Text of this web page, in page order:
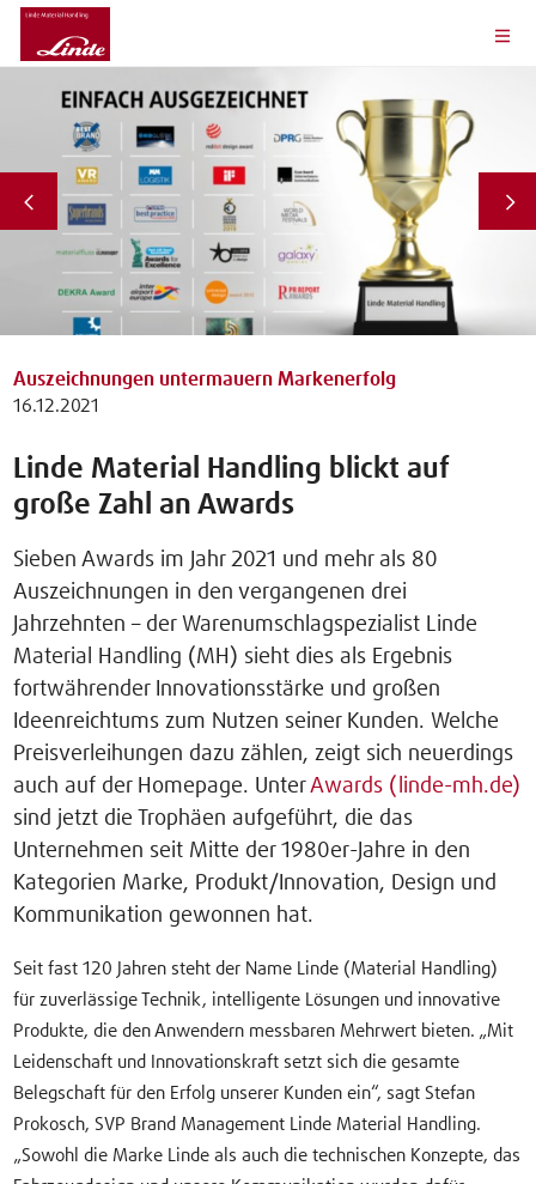
Auszeichnungen untermauern Markenerfolg
16.12.2021
Linde Material Handling blickt auf
große Zahl an Awards
Sieben Awards im Jahr 2021 und mehr als 80
Auszeichnungen in den vergangenen drei
Jahrzehnten – der Warenumschlagspezialist Linde
Material Handling (MH) sieht dies als Ergebnis
fortwährender Innovationsstärke und großen
Ideenreichtums zum Nutzen seiner Kunden. Welche
Preisverleihungen dazu zählen, zeigt sich neuerdings
auch auf der Homepage. UnterAwards (linde-mh.de)
sind jetzt die Trophäen aufgeführt, die das
Unternehmen seit Mitte der 1980er-Jahre in den
Kategorien Marke, Produkt/Innovation, Design und
Kommunikation gewonnen hat.
Seit fast 120 Jahren steht der Name Linde (Material Handling)
für zuverlässige Technik, intelligente Lösungen und innovative
Produkte, die den Anwendern messbaren Mehrwert bieten. „Mit
Leidenschaft und Innovationskraft setzt sich die gesamte
Belegschaft für den Erfolg unserer Kunden ein“, sagt Stefan
Prokosch, SVP Brand Management Linde Material Handling.
„Sowohl die Marke Linde als auch die technischen Konzepte, das